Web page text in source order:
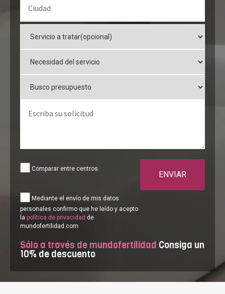
Comparar entre centros.
Mediante el envío de mis datos
personales confirmo que he leído y acepto
la política de privacidad de
mundofertilidad.com
ENVIAR
Sólo a través de mundofertilidad Consiga un
10% de descuento